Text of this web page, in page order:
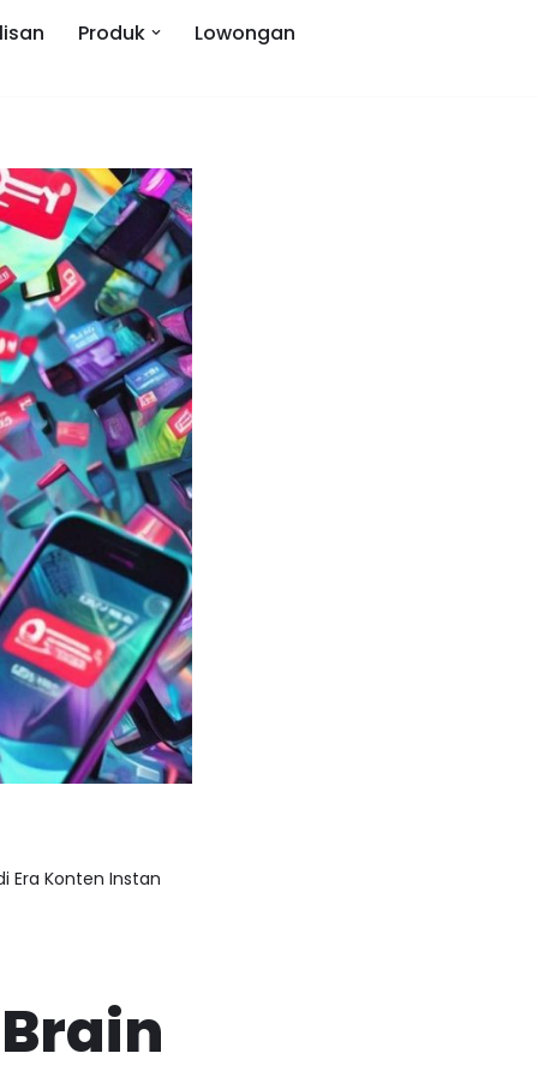
Produk Lowongan
Era Konten Instan